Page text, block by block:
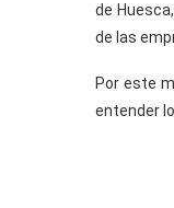
de
de las
Por este
entender